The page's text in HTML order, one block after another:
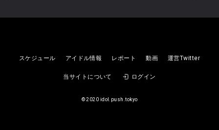
スケジュール アイドル情報 レポート 動画 運営Twitter
当サイトについて ログイン
©︎ 2020 idol.push.tokyo